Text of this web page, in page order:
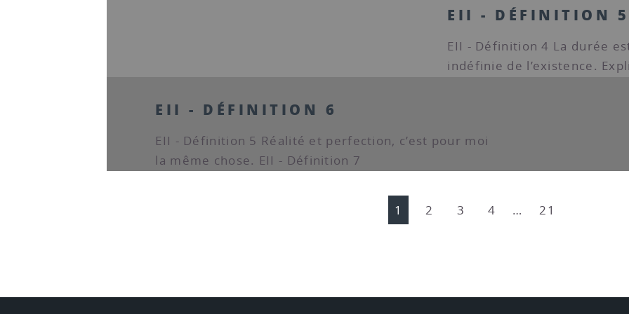
EII - DÉFINITION 5
EII - Définition 4 La durée
indéfinie de l’existence.
EII - DÉFINITION 6
EII - Définition 5 Réalité et perfection, c’est pour moi
la même chose. EII - Définition 7
1 2 3 4 … 21